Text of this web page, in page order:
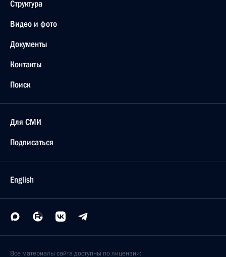
Структура
Видео и фото
Документы
Контакты
Поиск
Для СМИ
Подписаться
English
Все материалы сайта доступны по лицензии: